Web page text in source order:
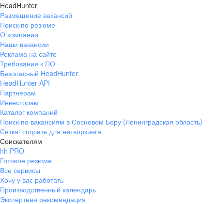
HeadHunter
Размещение вакансий
Поиск по резюме
О компании
Наши вакансии
Реклама на сайте
Требования к ПО
Безопасный HeadHunter
HeadHunter API
Партнерам
Инвесторам
Каталог компаний
Поиск по вакансиям в Сосновом Бору (Ленинградская область)
Сетка: соцсеть для нетворкинга
Соискателям
hh PRO
Готовое резюме
Все сервисы
Хочу у вас работать
Производственный календарь
Экспертная рекомендация